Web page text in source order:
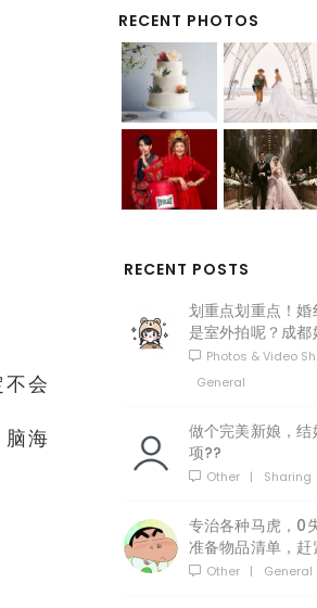
会
脑海
RECENT PHOTOS
RECENT POSTS
划重点划重点！
是室外拍呢？成都
Photos & Video
General
做个完美新娘，
项??
Other | Sharing
专治各种马虎，0
准备物品清单，赶
Other | General